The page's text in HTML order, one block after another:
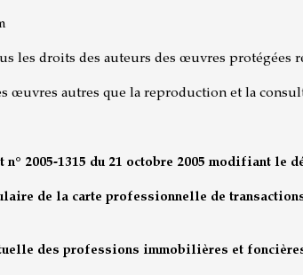
les droits des auteurs des œuvres protégées
œuvres autres que la reproduction et la
2005-1315 du 21 octobre 2005 modifiant le
de la carte professionnelle de
des professions immobilières et